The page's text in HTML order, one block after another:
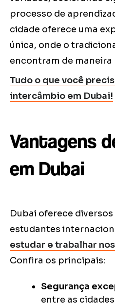
processo de
cidade oferece uma
única, onde o
encontram de maneira
Tudo o que você
intercâmbio em Dubai!
Vantagens
em Dubai
Dubai oferece
estudantes
estudar e trabalhar
Confira os principais:
Segurança
entre as